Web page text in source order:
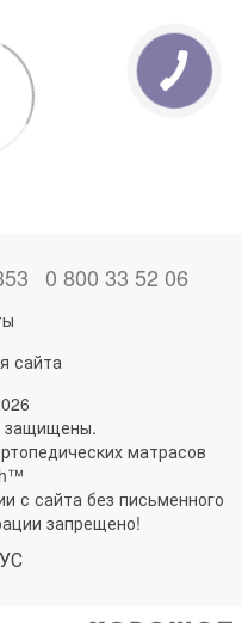
0 800 33 52 06
сайта
защищены.
матрасов
с сайта без письменного
запрещено!